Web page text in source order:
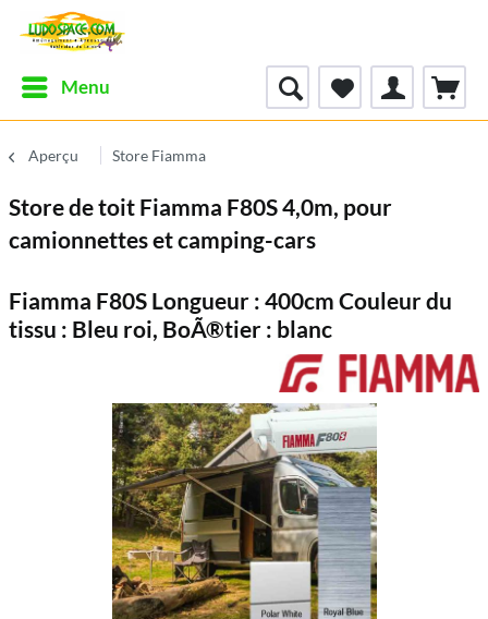
Menu
Aperçu Store Fiamma
Store de toit Fiamma F80S 4,0m, pour
camionnettes et camping-cars
Fiamma F80S Longueur : 400cm Couleur du
tissu : Bleu roi, BoÃ®tier : blanc